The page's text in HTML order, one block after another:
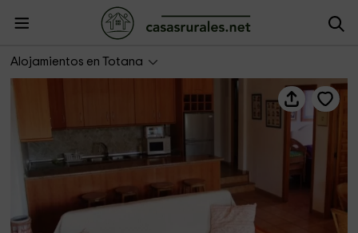
Alojamientos en Totana
Casa de Los Molejones